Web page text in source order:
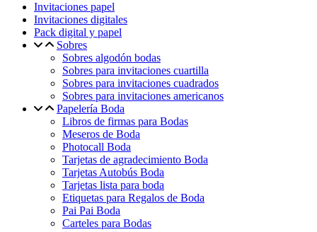
Invitaciones papel
Invitaciones digitales
Pack digital y papel
Sobres
Sobres algodón bodas
Sobres para invitaciones cuartilla
Sobres para invitaciones cuadrados
Sobres para invitaciones americanos
Papelería Boda
Libros de firmas para Bodas
Meseros de Boda
Photocall Boda
Tarjetas de agradecimiento Boda
Tarjetas Autobús Boda
Tarjetas lista para boda
Etiquetas para Regalos de Boda
Pai Pai Boda
Carteles para Bodas